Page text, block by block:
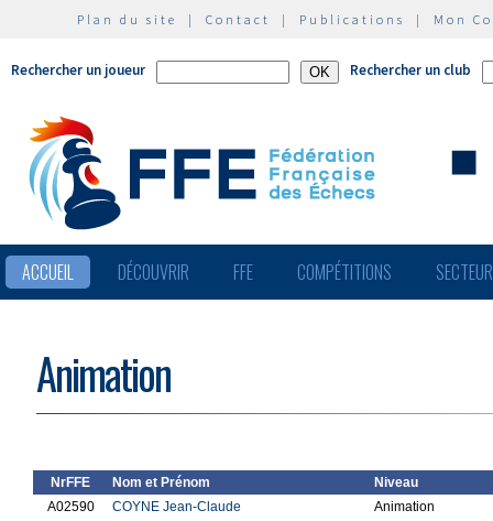
Plan du site | Contact | Publications | Mon
Rechercher un joueur Rechercher un club
ACCUEIL DÉCOUVRIR FFE COMPÉTITIONS
Animation
NrFFE Nom et Prénom
Niveau
A02590
COYNE Jean-Claude Animation